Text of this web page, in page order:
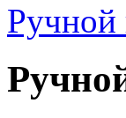
Ручной